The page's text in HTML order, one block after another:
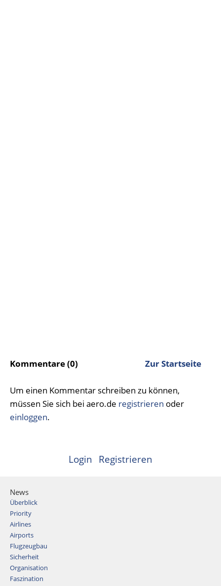
Kommentare (0) Zur Startseite
Um einen Kommentar schreiben zu können,
müssen Sie sich bei aero.de registrieren oder
einloggen.
Login Registrieren
News
Überblick
Priority
Airlines
Airports
Flugzeugbau
Sicherheit
Organisation
Faszination